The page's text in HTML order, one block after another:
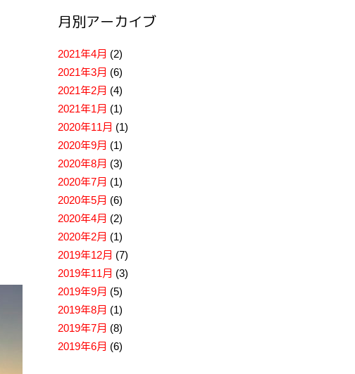
月別アーカイブ
2021年4月 (2)
2021年3月 (6)
2021年2月 (4)
2021年1月 (1)
2020年11月 (1)
2020年9月 (1)
2020年8月 (3)
2020年7月 (1)
2020年5月 (6)
2020年4月 (2)
2020年2月 (1)
2019年12月 (7)
2019年11月 (3)
2019年9月 (5)
2019年8月 (1)
2019年7月 (8)
2019年6月 (6)